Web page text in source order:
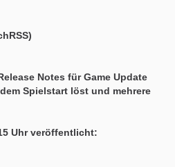
Notes für Game Update
Spielstart löst und mehrere
Uhr veröffentlicht: